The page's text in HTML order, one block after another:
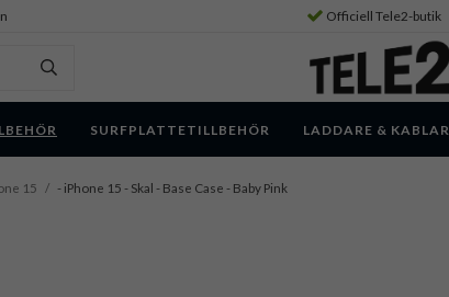
Officiell Tele2-butik
SURFPLATTETILLBEHÖR LADDARE & KABLAR
15 / - iPhone 15 - Skal - Base Case - Baby Pink